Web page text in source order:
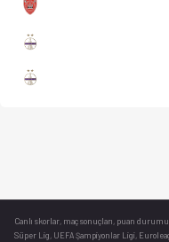
Canlı skorlar , maç sonuçları, puan
Süper Lig, UEFA Şampiyonlar Ligi,